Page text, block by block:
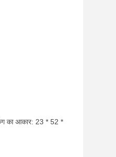
का आकार: 23 * 52 *